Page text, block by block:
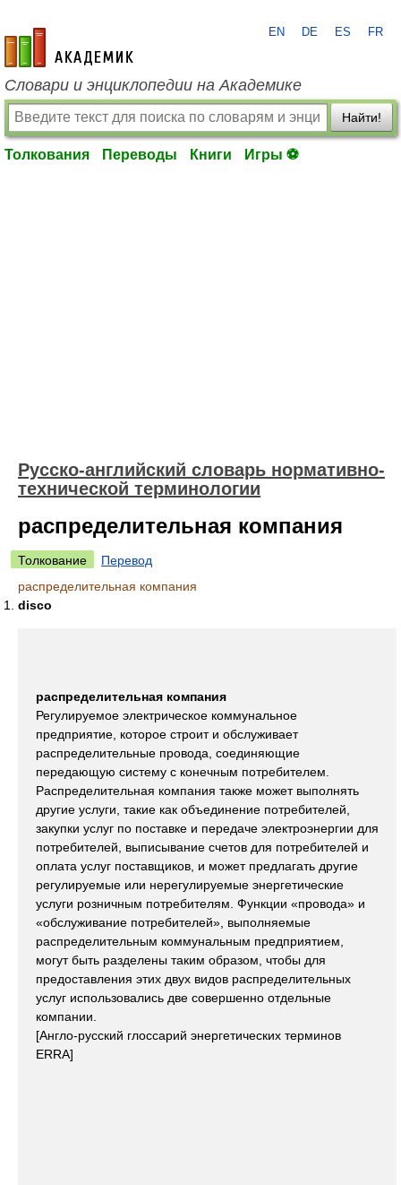
academic.ru
EN DE ES FR
Словари и энциклопедии на Академике
Найти!
Толкования Переводы Книги Игры ⚽
Русско-английский словарь нормативно-
технической терминологии
распределительная компания
Толкование
Перевод
распределительная компания
disco
распределительная компания
Регулируемое электрическое коммунальное
предприятие, которое строит и обслуживает
распределительные провода, соединяющие
передающую систему с конечным потребителем.
Распределительная компания также может выполнять
другие услуги, такие как объединение потребителей,
закупки услуг по поставке и передаче электроэнергии для
потребителей, выписывание счетов для потребителей и
оплата услуг поставщиков, и может предлагать другие
регулируемые или нерегулируемые энергетические
услуги розничным потребителям. Функции «провода» и
«обслуживание потребителей», выполняемые
распределительным коммунальным предприятием,
могут быть разделены таким образом, чтобы для
предоставления этих двух видов распределительных
услуг использовались две совершенно отдельные
компании.
[Англо-русский глосcарий энергетических терминов
ERRA]